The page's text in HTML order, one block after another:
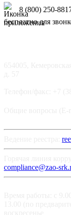
8 (800) 250-
бесплатно для
compliance@zao-